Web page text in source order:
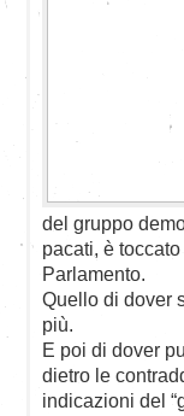
del gruppo
pacati, è
Parlamento.
Quello di dover
più.
E poi di dover
dietro le
indicazioni del